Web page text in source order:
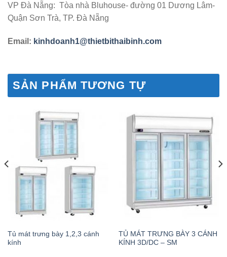
VP Đà Nẵng: Tòa nhà Bluhouse- đường 01 Dương Lâm-
Quận Sơn Trà, TP. Đà Nẵng
Email: kinhdoanh1@thietbithaibinh.com
SẢN PHẨM TƯƠNG TỰ
Tủ mát trưng bày 1,2,3 cánh
kính
TỦ MÁT TRƯNG BÀY 3 CÁNH
KÍNH 3D/DC – SM